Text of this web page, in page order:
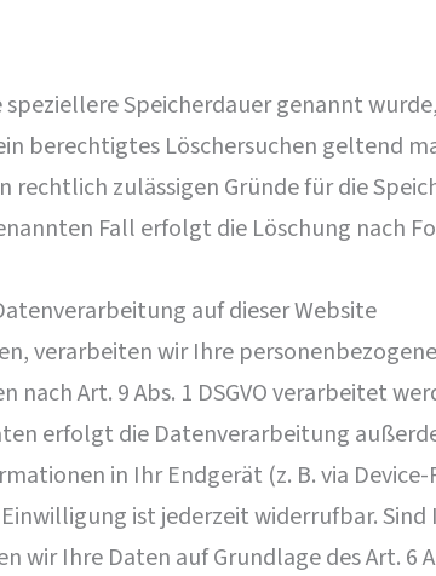
Speicherdauer genannt
berechtigtes Löschersuchen geltend
zulässigen Gründe für die
Fall erfolgt die Löschung nach
auf dieser Website
verarbeiten wir Ihre
nach Art. 9 Abs. 1 DSGVO verarbeitet
erfolgt die Datenverarbeitung
in Ihr Endgerät (z. B. via
Einwilligung ist jederzeit widerrufbar.
Ihre Daten auf Grundlage des Art. 6